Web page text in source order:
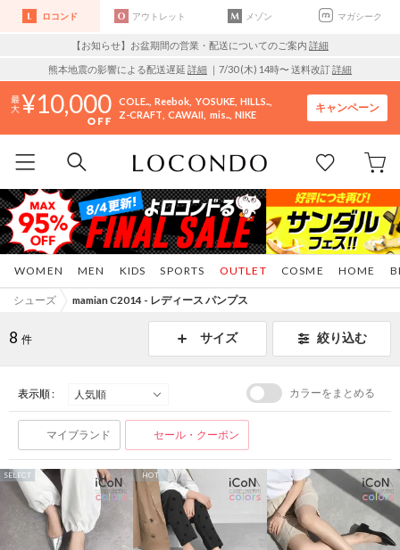
ロコンド アウトレット メゾン マガシーク
【お知らせ】お盆期間の営業・配送についてのご案内 詳細
熊本地震の影響による配送遅延 詳細 ｜7/30 (木) 14時〜 送料改訂詳細
10,000 COLE.. Reebok YOSUKE HILLS..
Z-CRAFT CAWAII mis.. NIKE
キャンペーン
WOMEN MEN KIDS SPORTS COSME HOME
OUTLET
シューズ mamian C2014 - レディース パンプス
8 件 サイズ 絞り込む
表示順 : カラーをまとめる
マイブランド セール・クーポン
SELECT HOT